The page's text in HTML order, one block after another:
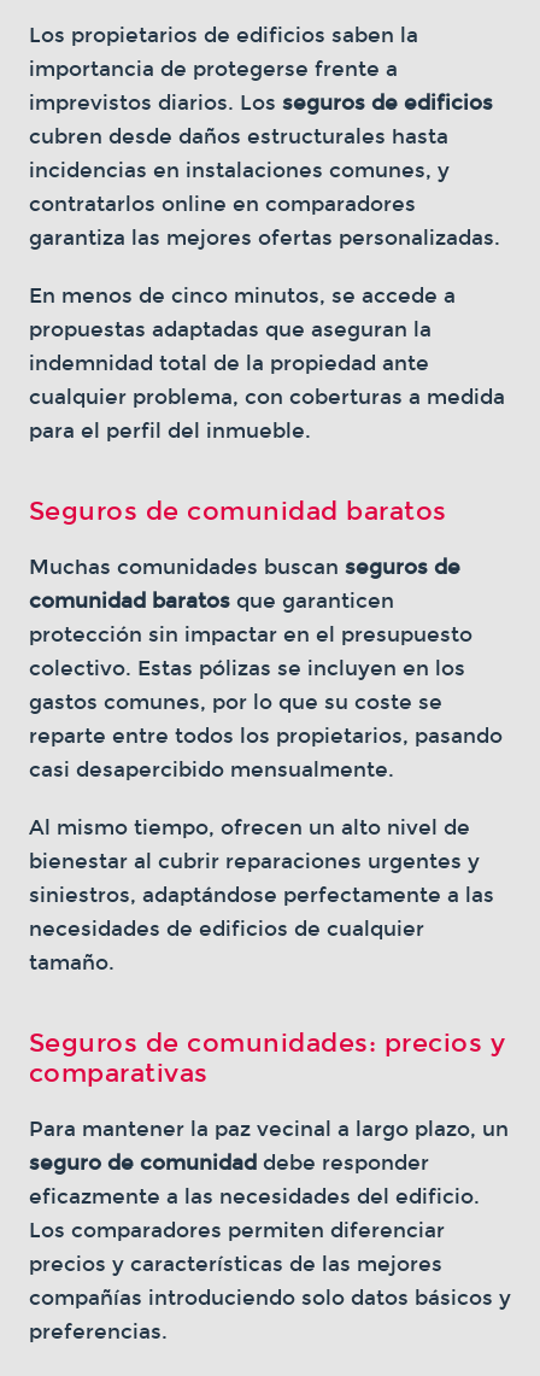
Los propietarios de edificios saben la
importancia de protegerse frente a
imprevistos diarios. Los seguros de edificios
cubren desde daños estructurales hasta
incidencias en instalaciones comunes, y
contratarlos online en comparadores
garantiza las mejores ofertas personalizadas.
En menos de cinco minutos, se accede a
propuestas adaptadas que aseguran la
indemnidad total de la propiedad ante
cualquier problema, con coberturas a medida
para el perfil del inmueble.
Seguros de comunidad baratos
Muchas comunidades buscan seguros de
comunidad baratosque garanticen
protección sin impactar en el presupuesto
colectivo. Estas pólizas se incluyen en los
gastos comunes, por lo que su coste se
reparte entre todos los propietarios, pasando
casi desapercibido mensualmente.
Al mismo tiempo, ofrecen un alto nivel de
bienestar al cubrir reparaciones urgentes y
siniestros, adaptándose perfectamente a las
necesidades de edificios de cualquier
tamaño.
Seguros de comunidades: precios y
comparativas
Para mantener la paz vecinal a largo plazo, un
seguro de comunidad debe responder
eficazmente a las necesidades del edificio.
Los comparadores permiten diferenciar
precios y características de las mejores
compañías introduciendo solo datos básicos y
preferencias.